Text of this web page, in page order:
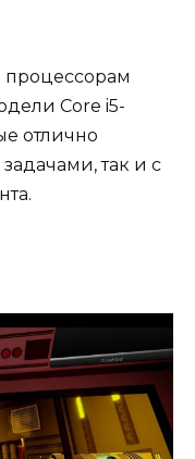
Core i5-
отлично
так и с